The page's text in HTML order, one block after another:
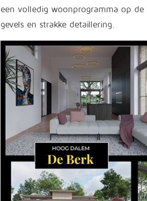
een volledig woonprogramma op
gevels en strakke detaillering.